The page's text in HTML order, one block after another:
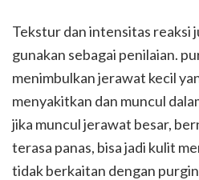
Tekstur dan intensitas reaksi
gunakan sebagai penilaian.
menimbulkan jerawat kecil
menyakitkan dan muncul
jika muncul jerawat besar,
terasa panas, bisa jadi kulit
tidak berkaitan dengan